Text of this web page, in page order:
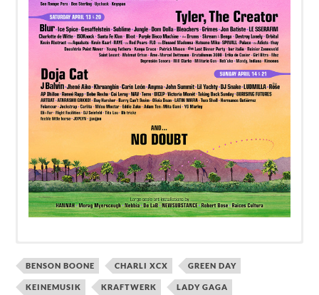
BENSON BOONE CHARLI XCX GREEN DAY
KEINEMUSIK KRAFTWERK LADY GAGA